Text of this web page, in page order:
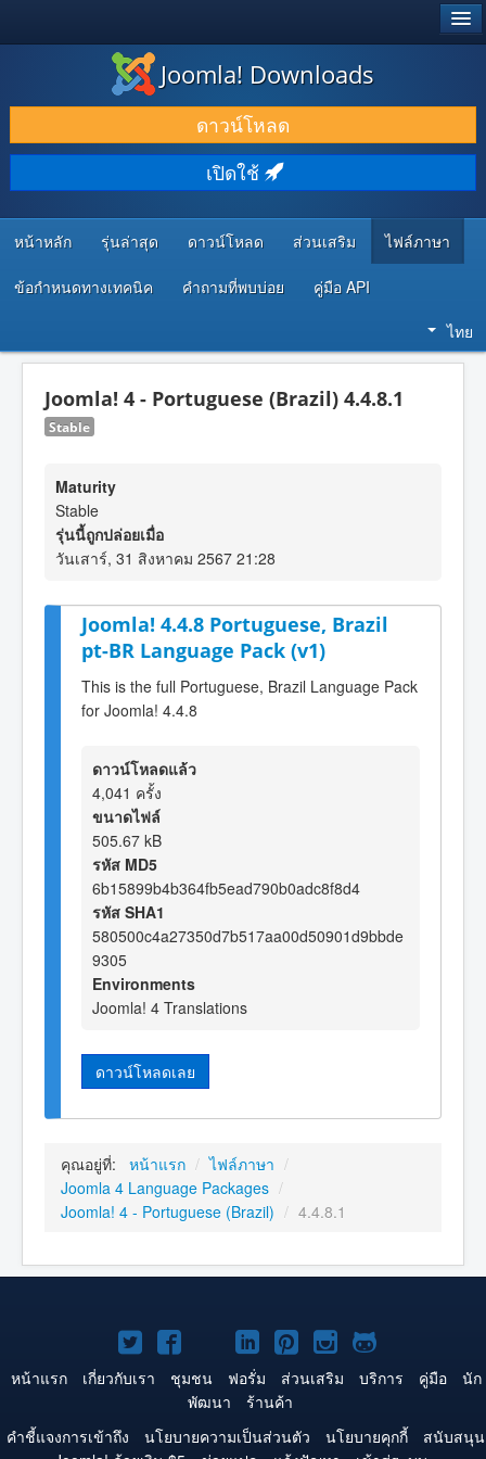
ดาวน์โหลด & ส่วนเสริม
ค้นคว้า & เรียนรู้
ชุมชน & สนับสนุน
ทรัพยากรสำหรับนักพัฒนา
Joomla! Downloads
ดาวน์โหลด
เปิดใช้
หน้าหลัก รุ่นล่าสุด ดาวน์โหลด ส่วนเสริม ไฟล์ภาษา
ข้อกำหนดทางเทคนิค คำถามที่พบบ่อย คู่มือ API
ไทย
Joomla! 4 - Portuguese (Brazil) 4.4.8.1
Stable
Maturity
Stable
รุ่นนี้ถูกปล่อยเมื่อ
วันเสาร์, 31 สิงหาคม 2567 21:28
Joomla! 4.4.8 Portuguese, Brazil
pt-BR Language Pack (v1)
This is the full Portuguese, Brazil Language Pack
for Joomla! 4.4.8
ดาวน์โหลดแล้ว
4,041 ครั้ง
ขนาดไฟล์
505.67 kB
รหัส MD5
6b15899b4b364fb5ead790b0adc8f8d4
รหัส SHA1
580500c4a27350d7b517aa00d50901d9bbde
9305
Environments
Joomla! 4 Translations
ดาวน์โหลดเลย
คุณอยู่ที่: หน้าแรก / ไฟล์ภาษา /
Joomla 4 Language Packages /
Joomla! 4 - Portuguese (Brazil) / 4.4.8.1
Joomla!
บน
Twitter
Joomla!
บน
Facebook
Joomla!
บน
YouTube
Joomla!
บน
LinkedIn
Joomla!
บน
Pinterest
Joomla!
บน
Joomla!
บน
หน้าแรก เกี่ยวกับเรา ชุมชน ฟอรั่ม ส่วนเสริม บริการ คู่มือ
นัก
พัฒนา
ร้านค้า
คำชี้แจงการเข้าถึง
นโยบายความเป็นส่วนตัว นโยบายคุกกี้
สนับสนุน